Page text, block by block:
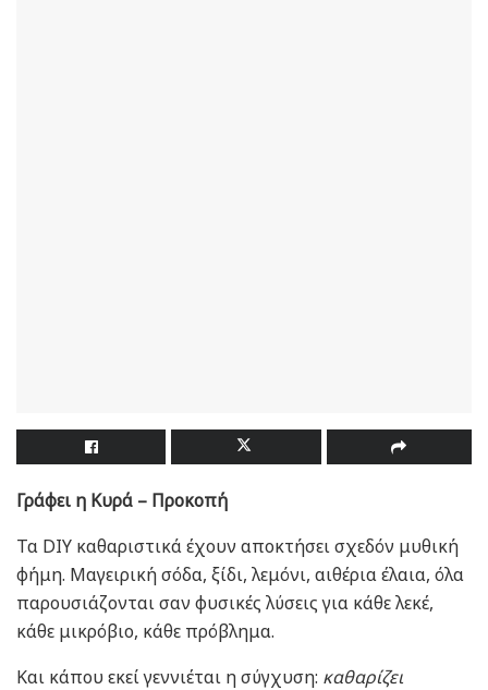
Γράφει η Κυρά – Προκοπή
Τα DIY καθαριστικά έχουν αποκτήσει σχεδόν μυθική
φήμη. Μαγειρική σόδα, ξίδι, λεμόνι, αιθέρια έλαια, όλα
παρουσιάζονται σαν φυσικές λύσεις για κάθε λεκέ,
κάθε μικρόβιο, κάθε πρόβλημα.
Και κάπου εκεί γεννιέται η σύγχυση: καθαρίζει